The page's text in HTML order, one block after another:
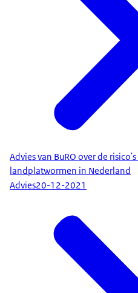
Advies van BuRO over de
landplatwormen in Nederland
Advies20-12-2021